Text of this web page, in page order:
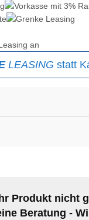
an
LEASING statt
Produkt nicht
Beratung -